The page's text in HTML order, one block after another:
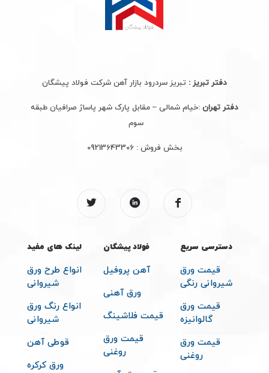
دفتر تبریز : تبریز سردرود بازار آهن شرکت فولاد پیشگان
دفتر تهران :خیام شمالی – مقابل پارک شهر پاساژ صرافیان طبقه
سوم
بخش فروش :09213643306
دسترسی سریع
قیمت ورق
شیروانی رنگی
قیمت ورق
گالوانیزه
قیمت ورق
روغنی
فولاد پیشگان
آهن پروفیل
ورق آهنی
قیمت فلاشینگ
قیمت ورق
روغنی
لینک های مفید
انواع طرح ورق
شیروانی
انواع رنگ ورق
شیروانی
قوطی آهن
ورق کرکره